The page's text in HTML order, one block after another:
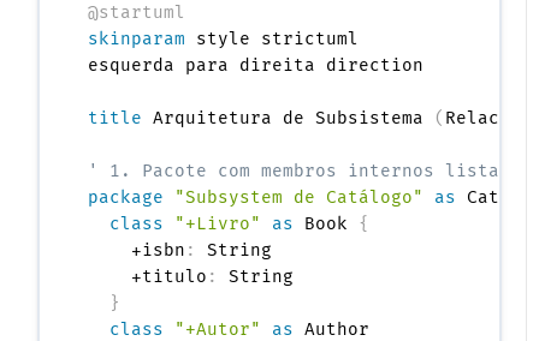
@startuml
skinparam style strictuml
esquerda para direita direction
title Arquitetura de Subsistema (
' 1. Pacote com membros internos listados
package
"Subsystem de Catálogo" as
class
"+Livro" as Book {
    +isbn
:
String
    +titulo
:
String
}
class
"+Autor" as Author